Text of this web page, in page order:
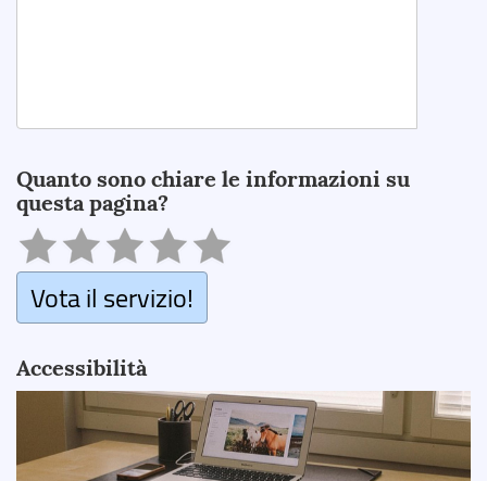
Quanto sono chiare le informazioni su
questa pagina?
Vota il servizio!
Accessibilità